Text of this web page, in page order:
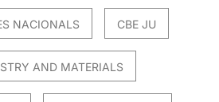
NACIONALS CBE JU
AND MATERIALS